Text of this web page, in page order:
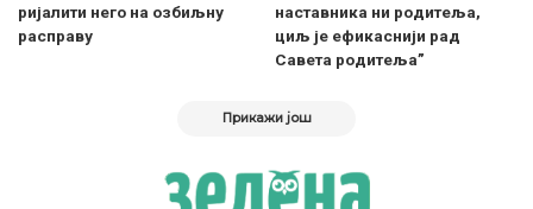
ријалити него на озбиљну
расправу
наставника ни родитеља,
циљ је ефикаснији рад
Савета родитеља”
Прикажи још